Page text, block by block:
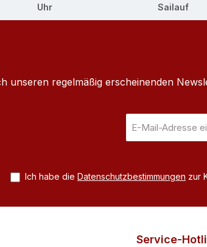
Uhr
Sailauf
unseren regelmäßig erscheinenden
Mail-
Ich habe die Datenschutzbestimmungen zur
Service-